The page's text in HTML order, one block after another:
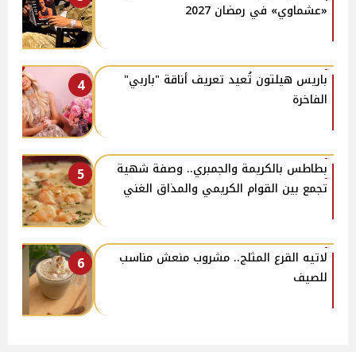
«عشماوي» في رمضان 2027
4
باريس هيلتون تُعيد تعريف أناقة "باربي"
الفاخرة
5
بطاطس بالكريمة والجمبري.. وصفة شهية
تجمع بين القوام الكريمي والمذاق الغني
6
لاتيه القرع المثلج.. مشروب منعش مناسب
للصيف